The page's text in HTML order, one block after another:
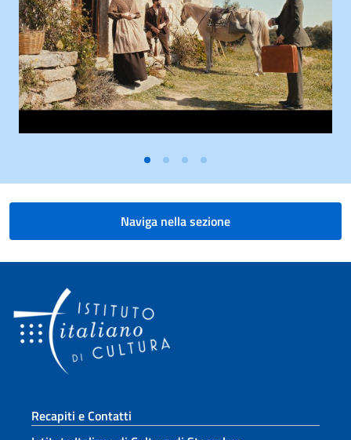
Naviga nella sezione
Sezione footer
Recapiti e Contatti